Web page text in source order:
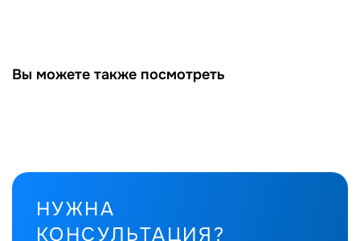
Вы можете также посмотреть
НУЖНА
КОНСУЛЬТАЦИЯ?